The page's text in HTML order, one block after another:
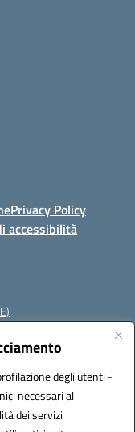
degli utenti -
necessari al
dei servizi
Privacy Policy
accessibilità
istsc_ceic83000v